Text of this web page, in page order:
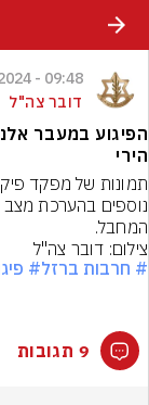
09:48 - 08.09.2024
דובר צה"ל
הפיגוע במעבר
הירי
המחבל.
צילום: דובר צה"ל
# חרבות ברזל#
9 תגובות